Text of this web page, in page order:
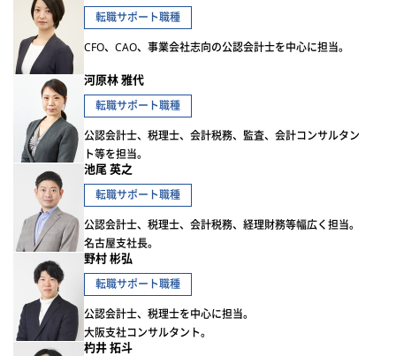
転職サポート職種
CFO、CAO、事業会社志向の公認会計士を中心に担当。
河原林 雅代
転職サポート職種
公認会計士、税理士、会計税務、監査、会計コンサルタン
ト等を担当。
池尾 英之
転職サポート職種
公認会計士、税理士、会計税務、経理財務等幅広く担当。
名古屋支社長。
野村 彬弘
転職サポート職種
公認会計士、税理士を中心に担当。
大阪支社コンサルタント。
杓井 拓斗